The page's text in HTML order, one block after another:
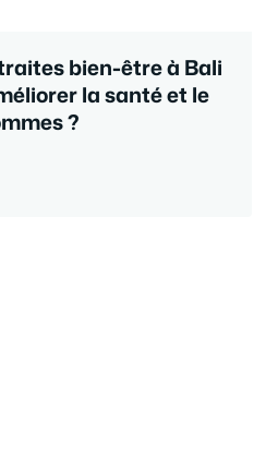
bien-être à Bali
la santé et le
?